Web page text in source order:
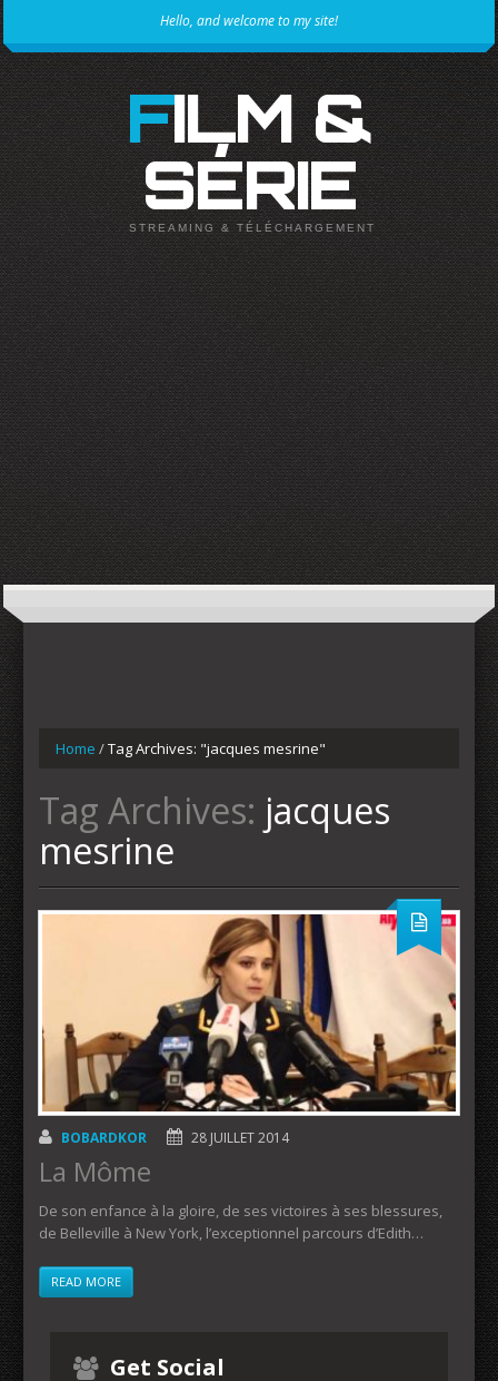
Hello, and welcome to my site!
FILM &
SÉRIE
STREAMING & TÉLÉCHARGEMENT
Home /Tag Archives: "jacques mesrine"
Tag Archives: jacques
mesrine
BOBARDKOR 28 JUILLET 2014
La Môme
De son enfance à la gloire, de ses victoires à ses blessures,
de Belleville à New York, l’exceptionnel parcours d’Edith…
READ MORE
Get Social